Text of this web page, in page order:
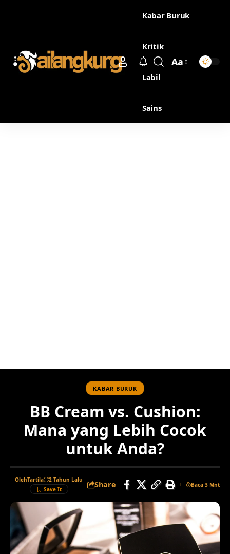
Kabar Buruk
Kritik
Labil
Sains
Aa
KABAR BURUK
BB Cream vs. Cushion:
Mana yang Lebih Cocok
untuk Anda?
OlehTartila 2 Tahun Lalu Share Baca 3 Mnt